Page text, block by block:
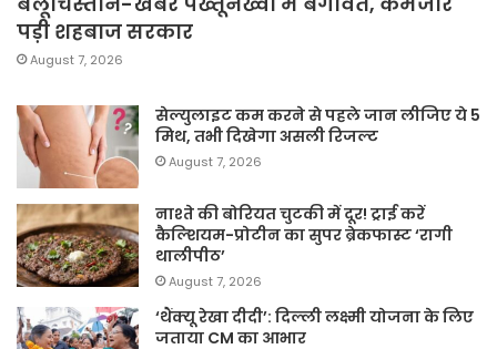
पड़ी शहबाज सरकार
August 7, 2026
सेल्युलाइट कम करने से पहले जान लीजिए ये 5
मिथ, तभी दिखेगा असली रिजल्ट
August 7, 2026
नाश्ते की बोरियत चुटकी में दूर! ट्राई करें
कैल्शियम-प्रोटीन का सुपर ब्रेकफास्ट ‘रागी
थालीपीठ’
August 7, 2026
‘थैंक्यू रेखा दीदी’: दिल्ली लक्ष्मी योजना के लिए
जताया CM का आभार